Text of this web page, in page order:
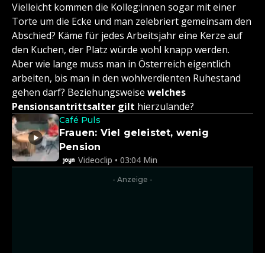
Vielleicht kommen die Kolleg:innen sogar mit einer
Torte um die Ecke und man zelebriert gemeinsam den
Abschied? Käme für jedes Arbeitsjahr eine Kerze auf
den Kuchen, der Platz würde wohl knapp werden.
Aber wie lange muss man in Österreich eigentlich
arbeiten, bis man in den wohlverdienten Ruhestand
gehen darf? Beziehungsweise welches
Pensionsantrittsalter gilt hierzulande?
Café Puls
Frauen: Viel geleistet, wenig
Pension
Videoclip • 03:04 Min
- Anzeige -